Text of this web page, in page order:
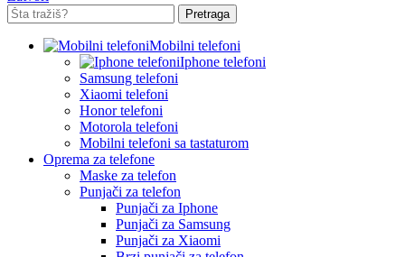
Pretraga
Mobilni telefoni
Iphone telefoni
Samsung telefoni
Xiaomi telefoni
Honor telefoni
Motorola telefoni
Mobilni telefoni sa tastaturom
Oprema za telefone
Maske za telefon
Punjači za telefon
Punjači za Iphone
Punjači za Samsung
Punjači za Xiaomi